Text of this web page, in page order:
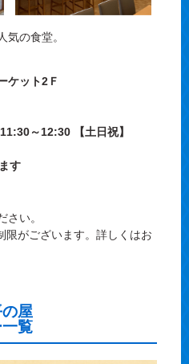
気の食堂。
ケット2Ｆ
～12:30 【土日祝】
す
い。
がございます。詳しくはお
屋
覧